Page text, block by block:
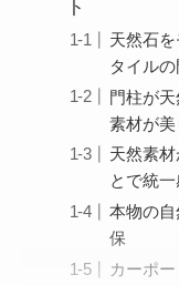
ト
天然石
タイル
門柱が
素材が美
天然素
とで統
本物の
保
カーポ